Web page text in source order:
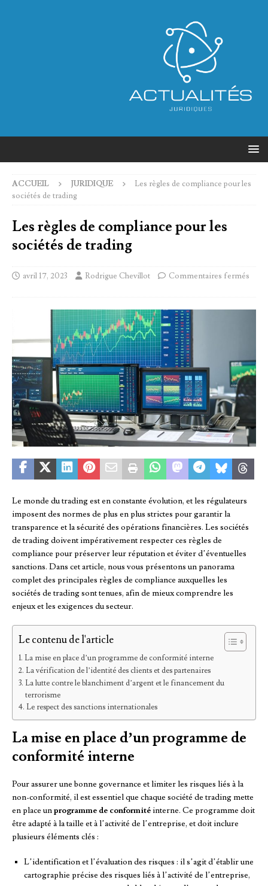
ACCUEIL JURIDIQUE
Les règles de compliance pour les
sociétés de trading
Les règles de compliance pour les
sociétés de trading
avril 17, 2023 Rodrigue Chevillot Commentaires fermés
Le monde du trading est en constante évolution, et les régulateurs
imposent des normes de plus en plus strictes pour garantir la
transparence et la sécurité des opérations financières. Les sociétés
de trading doivent impérativement respecter ces règles de
compliance pour préserver leur réputation et éviter d’éventuelles
sanctions. Dans cet article, nous vous présentons un panorama
complet des principales règles de compliance auxquelles les
sociétés de trading sont tenues, afin de mieux comprendre les
enjeux et les exigences du secteur.
Le contenu de l'article
La mise en place d’un programme de conformité interne
La vérification de l’identité des clients et des partenaires
La lutte contre le blanchiment d’argent et le financement du
terrorisme
Le respect des sanctions internationales
La mise en place d’un programme de
conformité interne
Pour assurer une bonne governance et limiter les risques liés à la
non-conformité, il est essentiel que chaque société de trading mette
en place unprogramme de conformitéinterne. Ce programme doit
être adapté à la taille et à l’activité de l’entreprise, et doit inclure
plusieurs éléments clés :
L’identification et l’évaluation des risques : il s’agit d’établir une
cartographie précise des risques liés à l’activité de l’entreprise,